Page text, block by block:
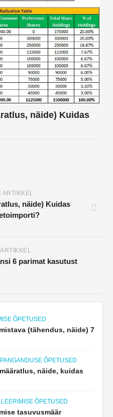
näide) Kuidas
ARTIKKEL
näide) Kuidas
6 parimat kasutust
ÕPETUSED
(tähendus, näide) 7
ÕPETUSED
näide, kuidas
ÕPETUSED
tasuvusmäär